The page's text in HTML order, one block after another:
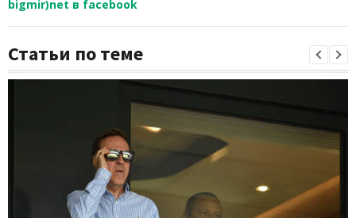
bigmir)net в facebook
Статьи по теме